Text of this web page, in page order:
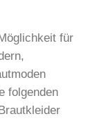
für
folgenden